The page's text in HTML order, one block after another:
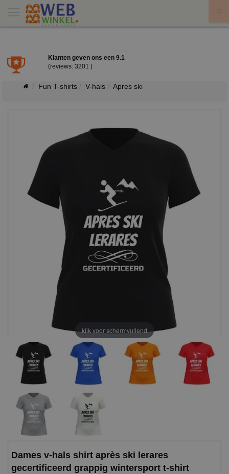
Klanten geven ons een 9.1
(reviews: 3201 )
Fun T-shirts V-hals Apres ski
klik voor schermvullend
Dames v-hals shirt après ski lerares
gecertificeerd grappig wintersport t-shirt